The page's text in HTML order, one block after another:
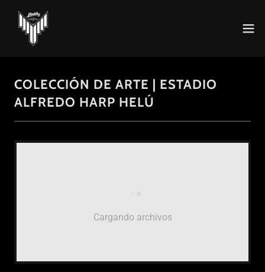
COLECCIÓN DE ARTE | ESTADIO
ALFREDO HARP HELÚ
Cargando archivos